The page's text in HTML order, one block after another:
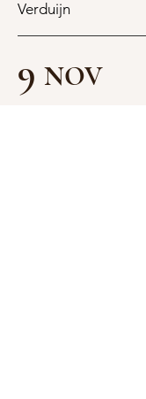
Verduijn
9 NOV